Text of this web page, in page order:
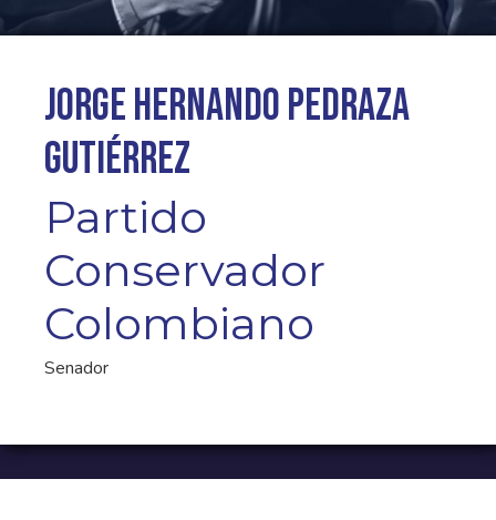
Jorge Hernando Pedraza
Gutiérrez
Partido
Conservador
Colombiano
Senador